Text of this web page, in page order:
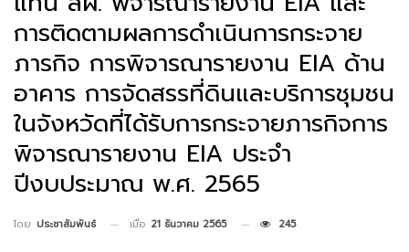
การติดตามผลการดำเนินการกระจาย
ภารกิจ การพิจารณารายงาน EIA ด้าน
อาคาร การจัดสรรที่ดินและบริการชุมชน
ในจังหวัดที่ได้รับการกระจายภารกิจการ
พิจารณารายงาน EIA ประจำ
ปีงบประมาณ พ.ศ. 2565
โดย ประชาสัมพันธ์ เมื่อ 21 ธันวาคม 2565 245